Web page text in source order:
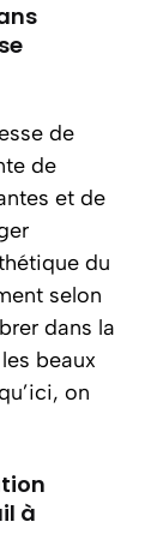
de
de
et de
du
selon
dans la
beaux
on
à